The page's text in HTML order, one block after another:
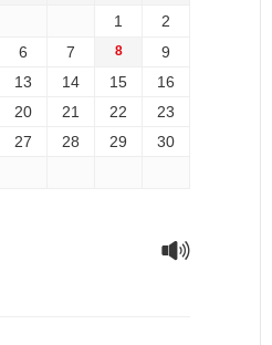
1
2
6 7 8
9
13 14 15
16
20 21 22
23
27 28 29
30